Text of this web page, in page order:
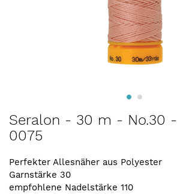
Anfang
der
springen
Seralon - 30 m - No.30 -
0075
Perfekter Allesnäher aus Polyester
Garnstärke 30
empfohlene Nadelstärke 110